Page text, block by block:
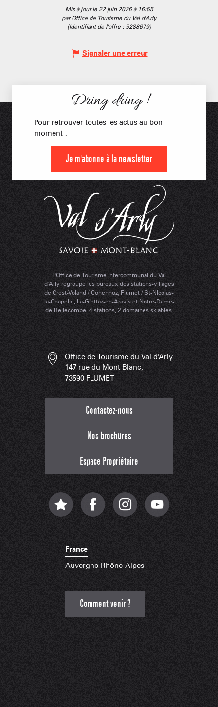
Mis à jour le 22 juin 2026 à 16:55
par Office de Tourisme du Val d'Arly
(Identifiant de l'offre : 5288679)
Signaler une erreur
L'Office de Tourisme Intercommunal du Val
d'Arly regroupe les bureaux des stations-villages
de Crest-Voland / Cohennoz, Flumet / St-Nicolas-
la-Chapelle, La-Giettaz-en-Aravis et Notre-Dame-
de-Bellecombe. 4 stations, 2 domaines skiables.
Dring dring !
Pour retrouver toutes les actus au bon
moment :
Je m'abonne à la newsletter
Office de Tourisme du Val d'Arly
147 rue du Mont Blanc,
73590 FLUMET
Contactez-nous
Nos brochures
Espace Propriétaire
France
Auvergne-Rhône-Alpes
Comment venir ?